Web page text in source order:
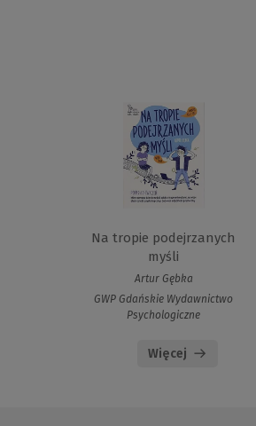
Na tropie podejrzanych
myśli
Artur Gębka
GWP Gdańskie Wydawnictwo
Psychologiczne
Więcej